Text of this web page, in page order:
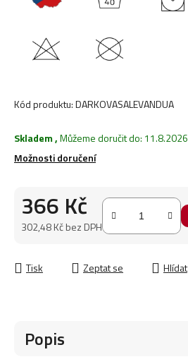
Kód produktu:DARKOVASALEVANDUA
Skladem,Můžeme doručit do: 11.8.2026
Možnosti doručení
366 Kč
302,48 Kč bez DPH
Tisk Zeptat se Hlídat
Popis